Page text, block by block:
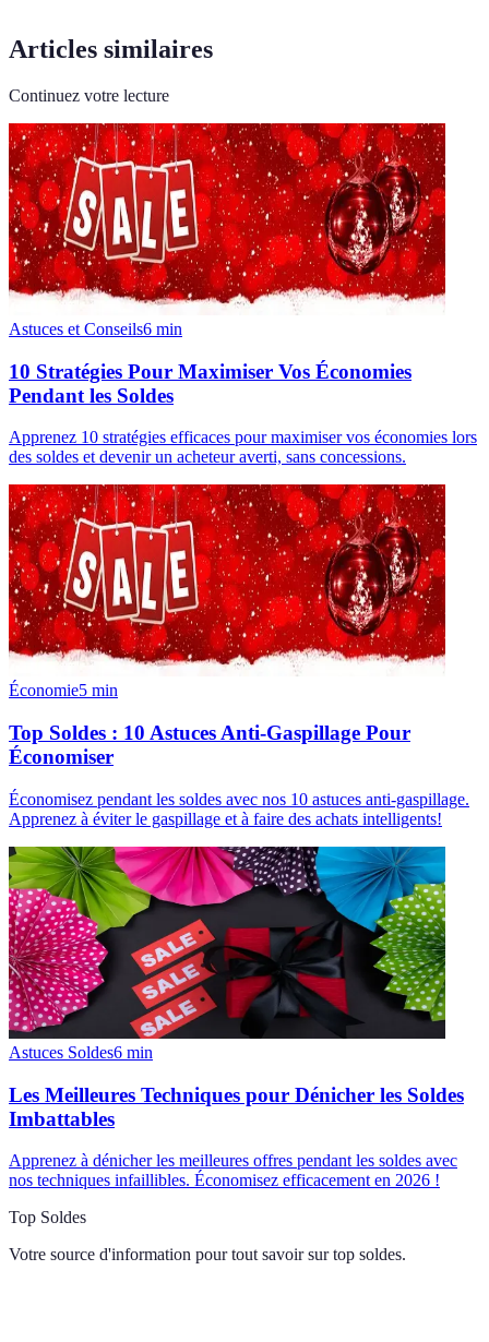
Articles similaires
Continuez votre lecture
Astuces et Conseils6 min
10 Stratégies Pour Maximiser Vos Économies
Pendant les Soldes
Apprenez 10 stratégies efficaces pour maximiser vos économies lors
des soldes et devenir un acheteur averti, sans concessions.
Économie5 min
Top Soldes : 10 Astuces Anti-Gaspillage Pour
Économiser
Économisez pendant les soldes avec nos 10 astuces anti-gaspillage.
Apprenez à éviter le gaspillage et à faire des achats intelligents!
Astuces Soldes6 min
Les Meilleures Techniques pour Dénicher les Soldes
Imbattables
Apprenez à dénicher les meilleures offres pendant les soldes avec
nos techniques infaillibles. Économisez efficacement en 2026 !
Top Soldes
Votre source d'information pour tout savoir sur top soldes.